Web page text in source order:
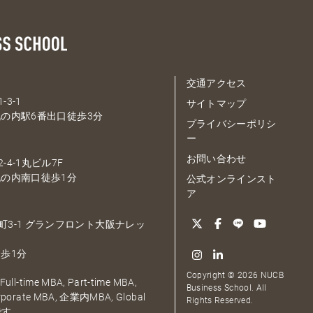
3-1
内駅6番出口徒歩3分
4-1丸ビル7F
内南口徒歩1分
3-1 グランフロント大阪ナレッ
1分
time MBA, Part-time MBA,
MBA, 企業内MBA, Global
交通アクセス
サイトマップ
プライバシーポリシ
ー
お問い合わせ
公式オンラインスト
ア
Copyright © 2026 NUCB
Business School. All
Rights Reserved.